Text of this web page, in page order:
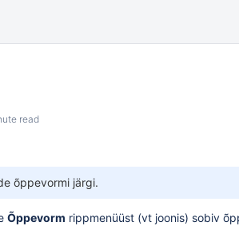
read
õppevormi järgi.
Õppevorm rippmenüüst (vt joonis) sobiv